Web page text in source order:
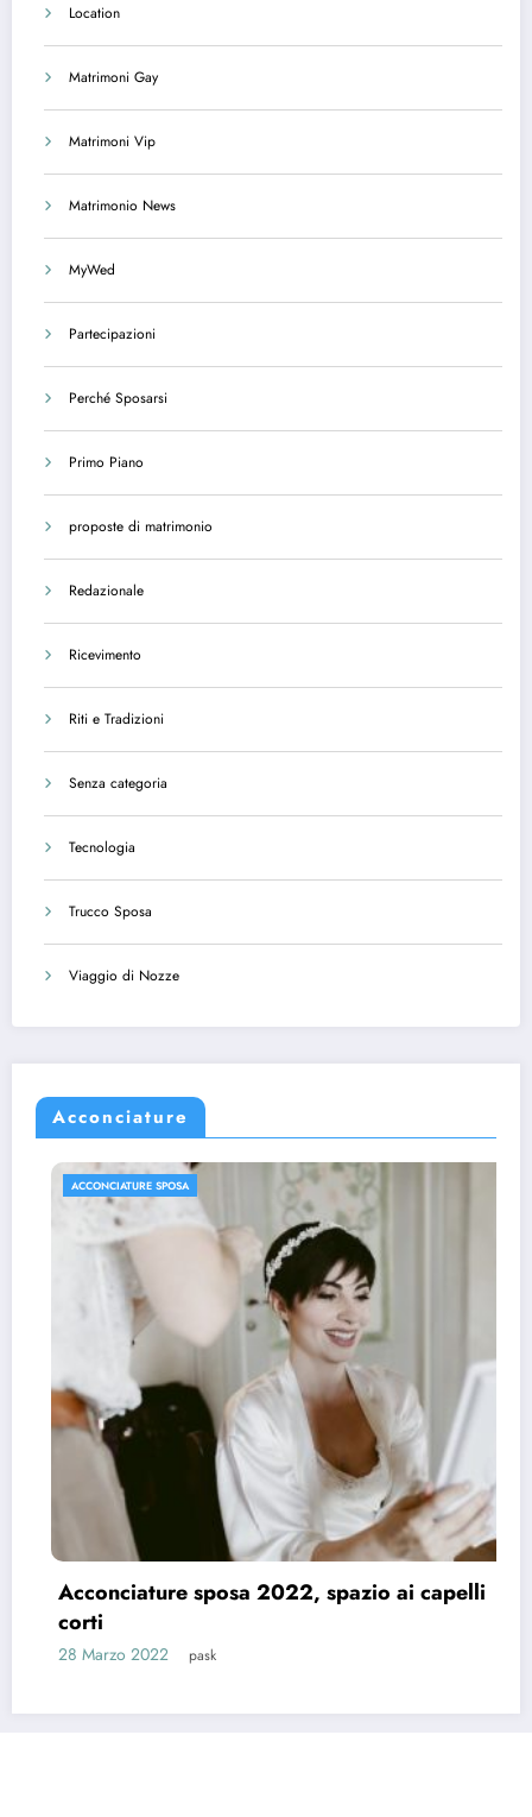
Location
Matrimoni Gay
Matrimoni Vip
Matrimonio News
MyWed
Partecipazioni
Perché Sposarsi
Primo Piano
proposte di matrimonio
Redazionale
Ricevimento
Riti e Tradizioni
Senza categoria
Tecnologia
Trucco Sposa
Viaggio di Nozze
Acconciature
ACCONCIATURE SPOSA
Acconciature sposa 2022, spazio ai capelli
corti
28 Marzo 2022 pask